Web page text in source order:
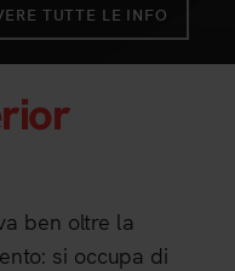
TUTTE LE INFO
ben oltre la
si occupa di